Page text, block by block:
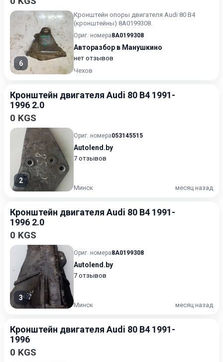
6
Кронштейн опоры двигателя Audi 80 B4
(кронштейны) 8A0199308.
Ориг. номера8A0199308
Авторазбор в Манушкино
нет отзывов
Чехов
Кронштейн двигателя Audi 80 B4 1991-
1996 2.0
0 KGS
2
Ориг. номера053145515
Autolend.by
7 отзывов
Минск месяц назад
Кронштейн двигателя Audi 80 B4 1991-
1996 2.0
0 KGS
3
Ориг. номера8A0199308
Autolend.by
7 отзывов
Минск месяц назад
Кронштейн двигателя Audi 80 B4 1991-
1996
0 KGS